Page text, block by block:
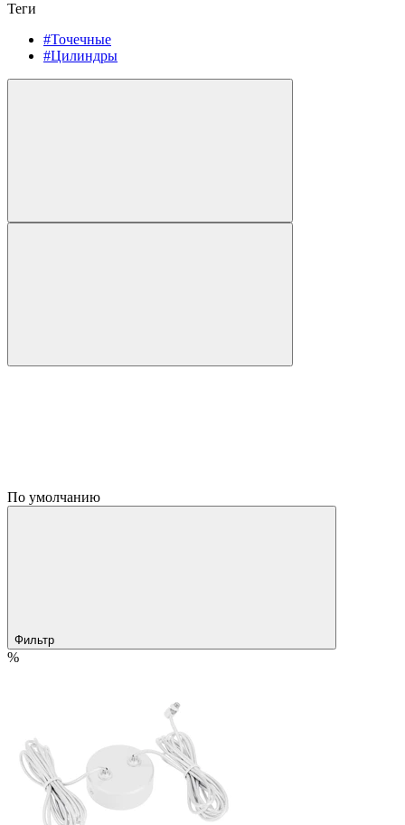
Теги
#Точечные
#Цилиндры
По умолчанию
Фильтр
%